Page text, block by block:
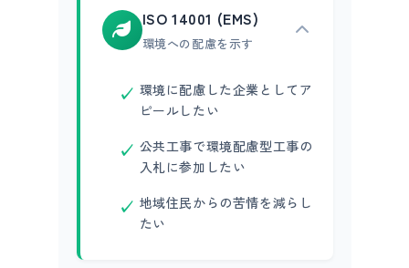
ISO 14001 (EMS)
環境への配慮を示す
環境に配慮した企業としてア
ピールしたい
公共工事で環境配慮型工事の
入札に参加したい
地域住民からの苦情を減らし
たい